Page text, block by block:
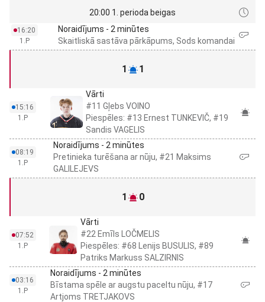
20:00 1. perioda beigas
16:20
1.P
Noraidījums - 2 minūtes
Skaitliskā sastāva pārkāpums, Sods komandai
1 1
15:16
1.P
Vārti
#11 Gļebs VOINO
Piespēles: #13 Ernest TUNKEVIČ, #19
Sandis VAGELIS
08:19
1.P
Noraidījums - 2 minūtes
Pretinieka turēšana ar nūju, #21 Maksims
GALILEJEVS
1 0
07:52
1.P
Vārti
#22 Emīls LOČMELIS
Piespēles: #68 Lenijs BUSULIS, #89
Patriks Markuss SALZIRNIS
03:16
1.P
Noraidījums - 2 minūtes
Bīstama spēle ar augstu paceltu nūju, #17
Artjoms TRETJAKOVS